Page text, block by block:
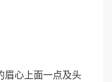
心上面一点及头